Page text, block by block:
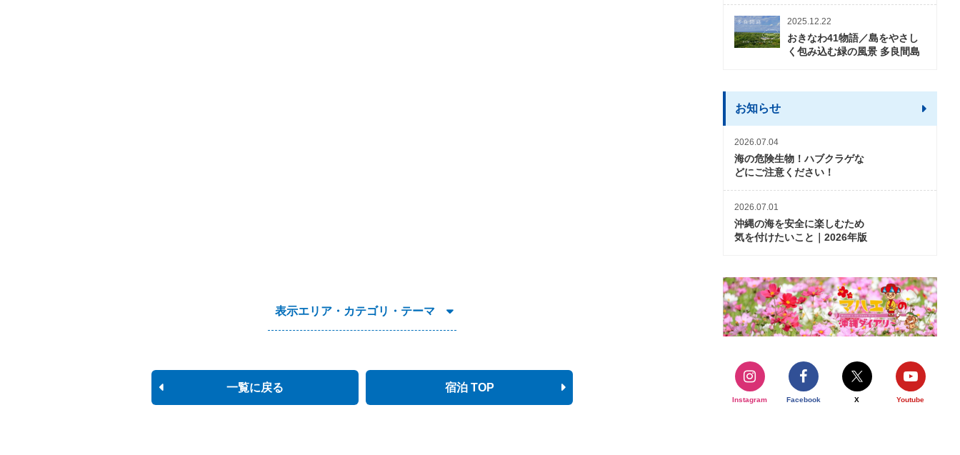
表示エリア・カテゴリ・テーマ
一覧に戻る 宿泊 TOP
2025.12.22
おきなわ41物語／島をやさし
く包み込む緑の風景 多良間島
お知らせ
2026.07.04
海の危険生物！ハブクラゲな
どにご注意ください！
2026.07.01
沖縄の海を安全に楽しむため
気を付けたいこと｜2026年版
Instagram Facebook X Youtube